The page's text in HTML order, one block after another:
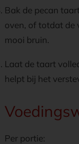
Bak de pecan
oven, of totdat de
mooi bruin.
Laat de taart
helpt bij het
Per portie: